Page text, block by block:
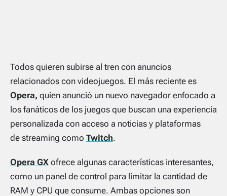
Todos quieren subirse al tren con anuncios
relacionados con videojuegos. El más reciente es
Opera, quien anunció un nuevo navegador enfocado a
los fanáticos de los juegos que buscan una experiencia
personalizada con acceso a noticias y plataformas
de streaming como Twitch.
Opera GX ofrece algunas características interesantes,
como un panel de control para limitar la cantidad de
RAM y CPU que consume. Ambas opciones son